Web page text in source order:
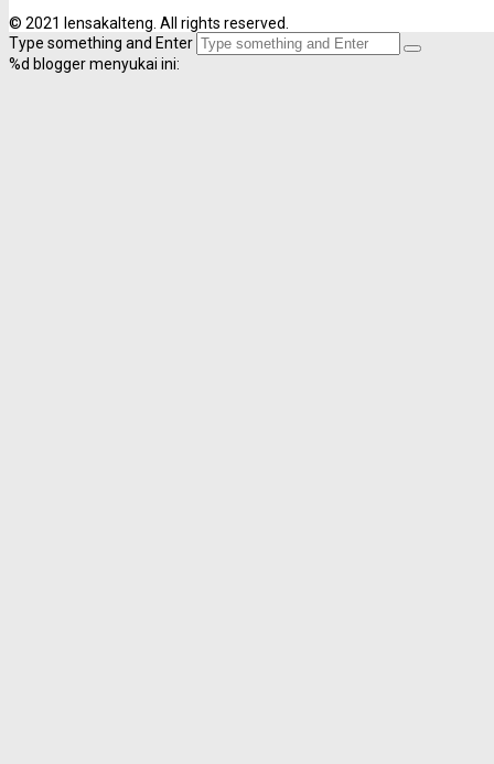
© 2021 lensakalteng. All rights reserved.
Type something and Enter
%d blogger menyukai ini: